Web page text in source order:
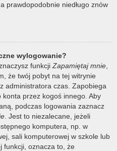
prawdopodobnie niedługo znów
wylogowanie?
funkcji Zapamiętaj mnie
że twój pobyt na tej witrynie
administratora czas. Zapobiega
konta przez kogoś innego. Aby
podczas logowania zaznacz
. Jest to niezalecane, jeżeli
komputera, np. w
sali komputerowej w szkole lub
funkcji, oznacza to, że